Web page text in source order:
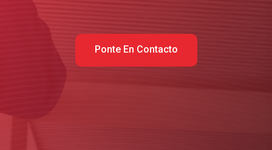
Ponte En Contacto